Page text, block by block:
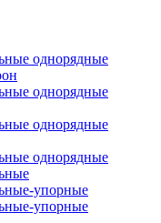
однорядные
однорядные
однорядные
однорядные
упорные
упорные